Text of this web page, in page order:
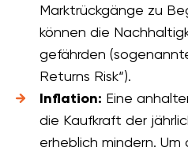
Marktrückgänge zu
können die
gefährden
Returns Risk“).
Inflation: Eine
die Kaufkraft der
erheblich mindern. Um